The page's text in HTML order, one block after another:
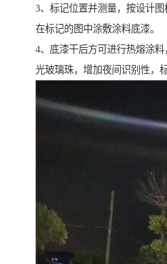
3、标记位置并测量，按设计
在标记的图中涂敷涂料底漆。
4、底漆干后方可进行热熔涂
光玻璃珠，增加夜间识别性，